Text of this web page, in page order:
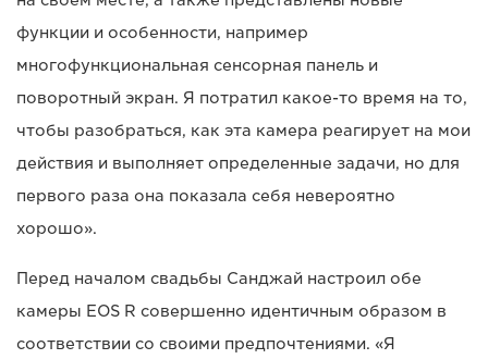
функции и особенности, например
многофункциональная сенсорная панель и
поворотный экран. Я потратил какое-то время на то,
чтобы разобраться, как эта камера реагирует на мои
действия и выполняет определенные задачи, но для
первого раза она показала себя невероятно
хорошо».
Перед началом свадьбы Санджай настроил обе
камеры EOS R совершенно идентичным образом в
соответствии со своими предпочтениями. «Я